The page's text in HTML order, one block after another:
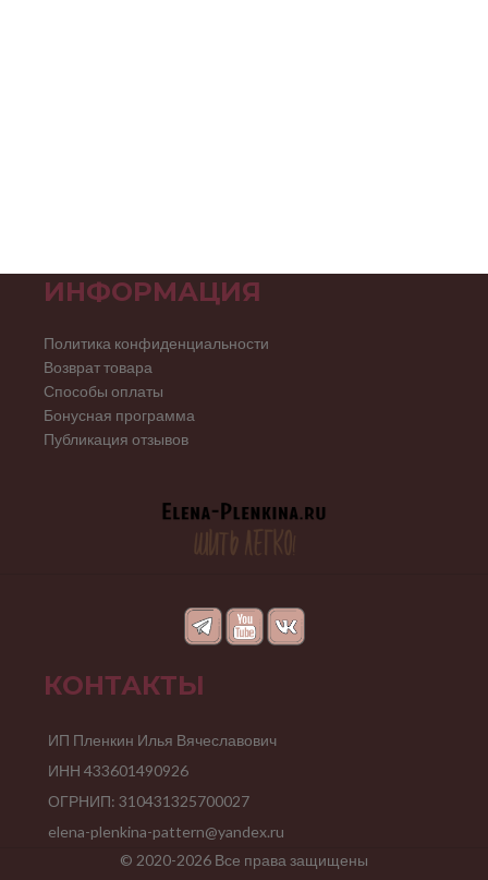
ИНФОРМАЦИЯ
Политика конфиденциальности
Возврат товара
Способы оплаты
Бонусная программа
Публикация отзывов
КОНТАКТЫ
ИП Пленкин Илья Вячеславович
ИНН 433601490926
ОГРНИП: 310431325700027
elena-plenkina-pattern@yandex.ru
© 2020-2026 Все права защищены